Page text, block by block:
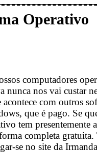
Operativo
computadores
nunca nos vai custar
com outros
que é pago. Se
tem presentemente
completa gratuita.
se no site da